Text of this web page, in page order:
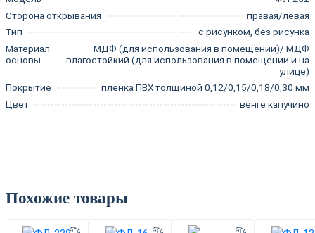
Сторона открывания
правая/левая
Тип
с рисунком, без рисунка
Материал
основы
МДФ (для использования в помещении)/ МДФ
влагостойкий (для использования в помещении и на
улице)
Покрытие
пленка ПВХ толщиной 0,12/0,15/0,18/0,30 мм
Цвет
венге капучино
Похожие товары